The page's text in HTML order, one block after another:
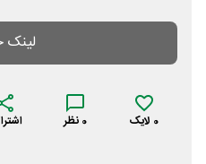
لینک
0 لایک 0 نظر